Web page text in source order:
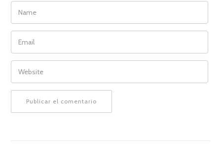
NAME
EMAIL
WEBSITE